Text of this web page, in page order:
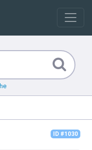
ID #1030